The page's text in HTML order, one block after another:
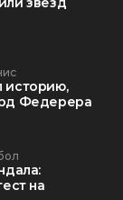
историю,
Федерера
на